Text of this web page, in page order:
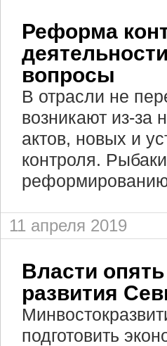
Реформа
вопросы
В отрасли не
возникают из-за
актов, новых и
контроля.
реформированию
11 апреля 2019
Власти
развития
подготовить